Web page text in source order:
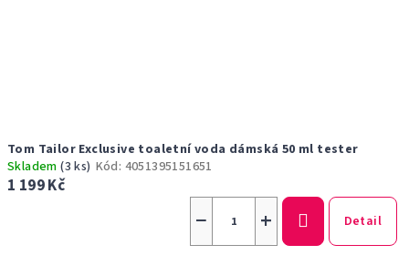
Tom Tailor Exclusive toaletní voda dámská 50 ml tester
Skladem(3 ks) Kód: 4051395151651
1 199 Kč
+
− Detail